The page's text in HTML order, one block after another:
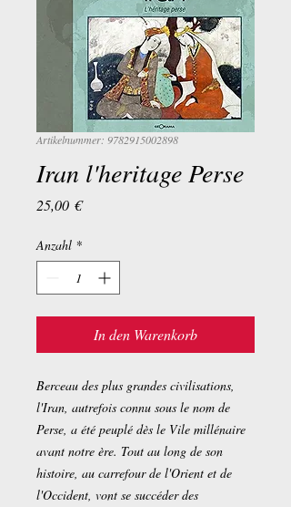
Artikelnummer: 9782915002898
Iran l'heritage Perse
25,00 €Preis
Anzahl *
In den Warenkorb
Berceau des plus grandes civilisations,
l'Iran, autrefois connu sous le nom de
Perse, a été peuplé dès le Vile millénaire
avant notre ère. Tout au long de son
histoire, au carrefour de l'Orient et de
l'Occident, vont se succéder des